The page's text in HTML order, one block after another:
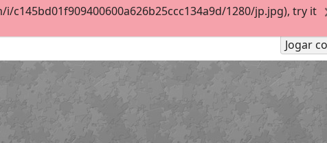
Jogar
c145bd01f909400600a626b25ccc134a9d/1280/jp.jpg), try it